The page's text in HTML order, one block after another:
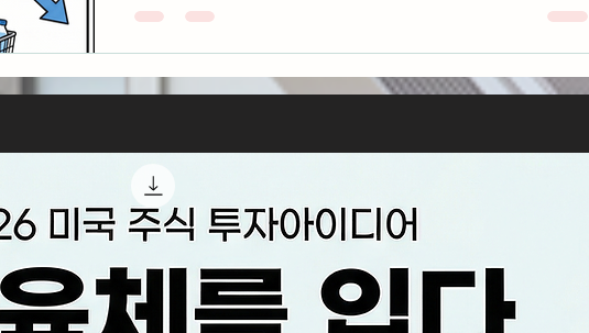
예상치에 부합하며 10년물 국채 금리가 하락해 시장의 인플
상하자 수요 둔화 우려에 나란히 약세 마이크론이 시장의
속에서도 캐터필라, JP모건 등 가치주가 선방하며 다우지
수는 장중 52655를 돌파해 사상 최고치 경신 비트코인이 6
만 달러 아래로 추락하며 관련 ETF가 2024년 10월 이후 최
미국 주식 시황 ▶ 기술주 부진 속 다우 산업평균지수 장중
사상최고치 경신 미국 증시는 매크로 지표의 안도감 속에서